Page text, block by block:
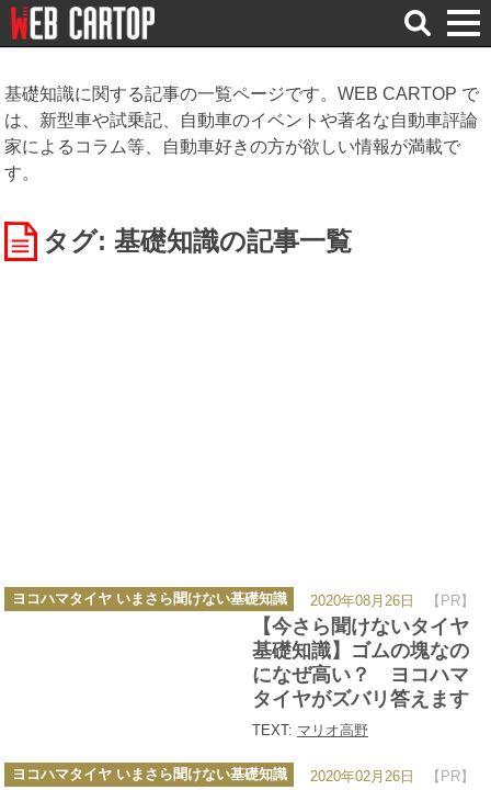
検
索
基礎知識に関する記事の一覧ページです。WEB CARTOP で
は、新型車や試乗記、自動車のイベントや著名な自動車評論
家によるコラム等、自動車好きの方が欲しい情報が満載で
す。
タグ: 基礎知識の記事一覧
【今さら聞けないタイヤ
基礎知識】ゴムの塊なの
になぜ高い？ ヨコハマ
タイヤがズバリ答えます
TEXT: マリオ高野
カ
テヨコハマタイヤ いまさら聞けない基礎知識 2020年08月26日 【PR】
カ
テヨコハマタイヤ いまさら聞けない基礎知識 2020年02月26日 【PR】